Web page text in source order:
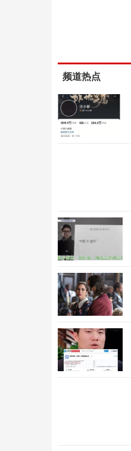
频道热点